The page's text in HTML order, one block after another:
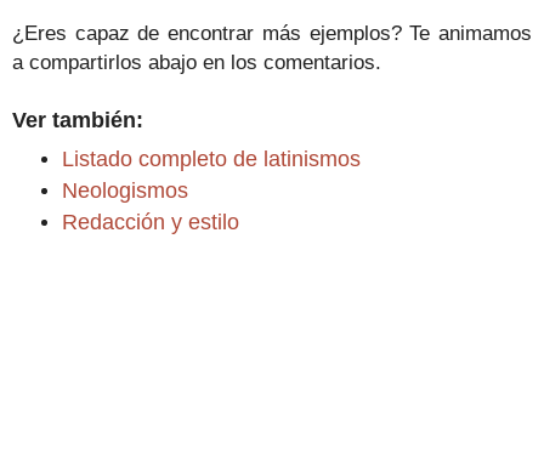
¿Eres capaz de encontrar más ejemplos? Te animamos
a compartirlos abajo en los comentarios.
Ver también:
Listado completo de latinismos
Neologismos
Redacción y estilo